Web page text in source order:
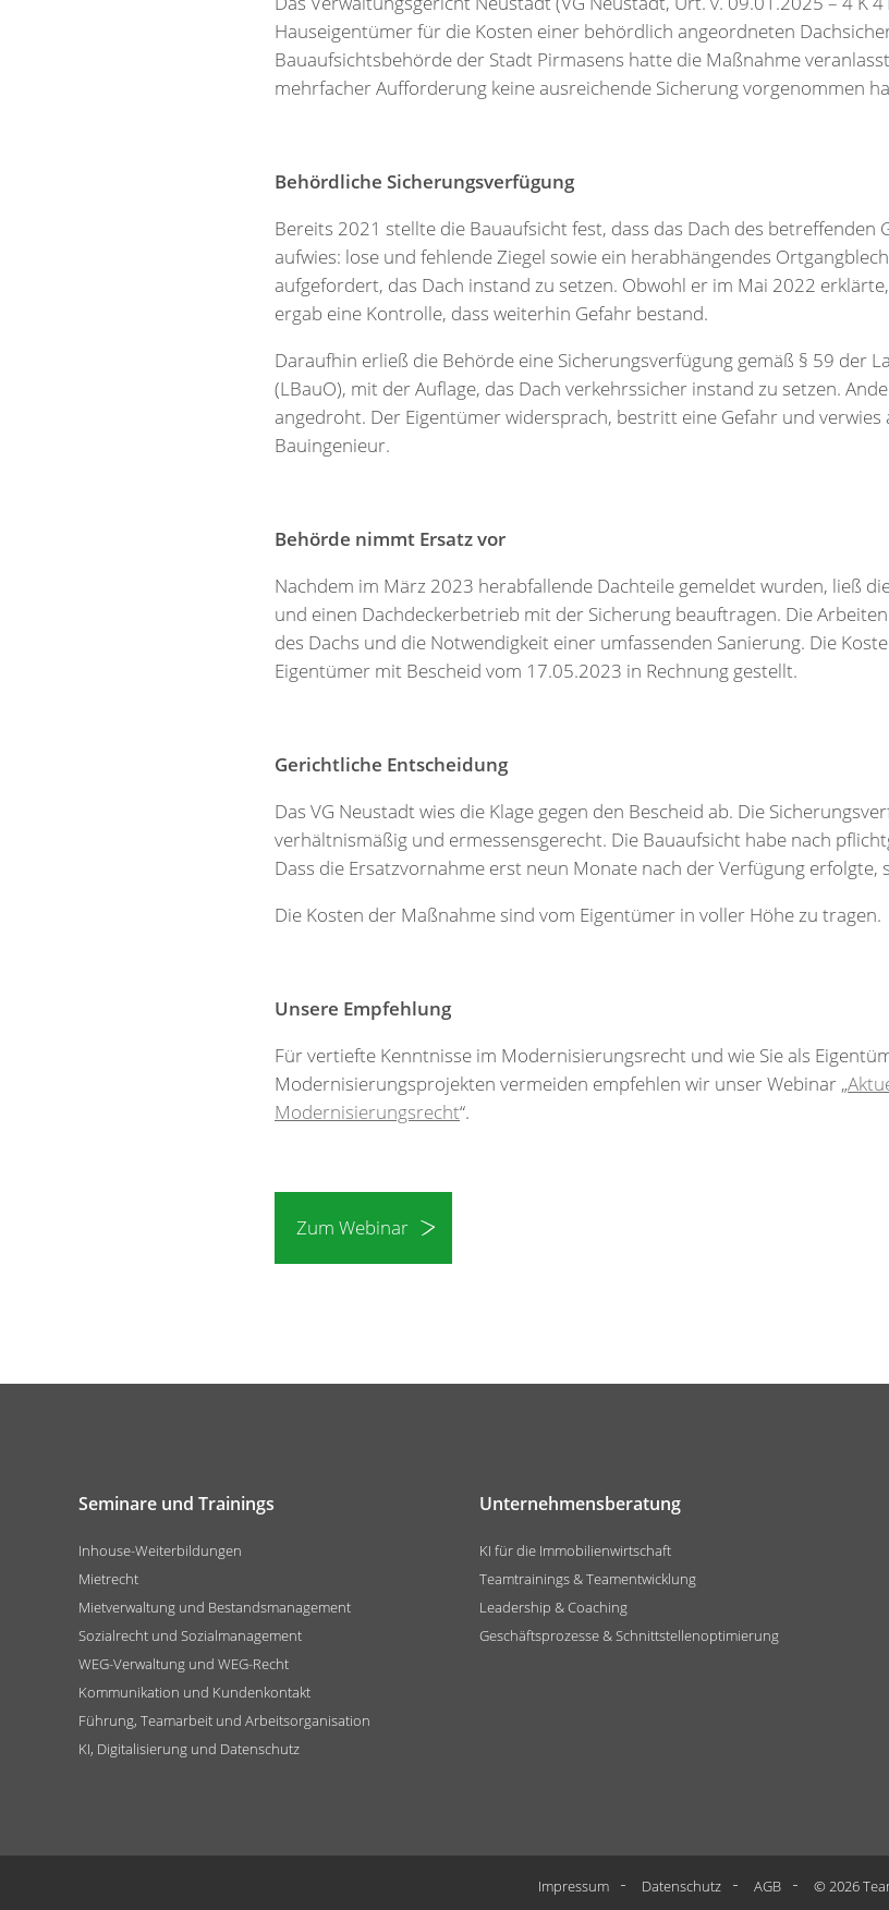
Hauseigentümer für die Kosten einer behördlich angeordneten
Bauaufsichtsbehörde der Stadt Pirmasens hatte die Maßnahme
mehrfacher Aufforderung keine ausreichende Sicherung vorgenommen
Behördliche Sicherungsverfügung
Bereits 2021 stellte die Bauaufsicht fest, dass das Dach des betreffenden
aufwies: lose und fehlende Ziegel sowie ein herabhängendes
aufgefordert, das Dach instand zu setzen. Obwohl er im Mai 2022
ergab eine Kontrolle, dass weiterhin Gefahr bestand.
Daraufhin erließ die Behörde eine Sicherungsverfügung gemäß § 59 der
(LBauO), mit der Auflage, das Dach verkehrssicher instand zu setzen.
angedroht. Der Eigentümer widersprach, bestritt eine Gefahr und verwies
Bauingenieur.
Behörde nimmt Ersatz vor
Nachdem im März 2023 herabfallende Dachteile gemeldet wurden, ließ
und einen Dachdeckerbetrieb mit der Sicherung beauftragen. Die
des Dachs und die Notwendigkeit einer umfassenden Sanierung. Die
Eigentümer mit Bescheid vom 17.05.2023 in Rechnung gestellt.
Gerichtliche Entscheidung
Das VG Neustadt wies die Klage gegen den Bescheid ab. Die
verhältnismäßig und ermessensgerecht. Die Bauaufsicht habe nach
Dass die Ersatzvornahme erst neun Monate nach der Verfügung erfolgte,
Die Kosten der Maßnahme sind vom Eigentümer in voller Höhe zu tragen.
Unsere Empfehlung
Für vertiefte Kenntnisse im Modernisierungsrecht und wie Sie als
Modernisierungsprojekten vermeiden empfehlen wir unser Webinar „
Modernisierungsrecht“.
Zum Webinar
Seminare und Trainings
Inhouse-Weiterbildungen
Mietrecht
Mietverwaltung und Bestandsmanagement
Sozialrecht und Sozialmanagement
WEG-Verwaltung und WEG-Recht
Kommunikation und Kundenkontakt
Führung, Teamarbeit und Arbeitsorganisation
KI, Digitalisierung und Datenschutz
Unternehmensberatung
KI für die Immobilienwirtschaft
Teamtrainings & Teamentwicklung
Leadership & Coaching
Geschäftsprozesse & Schnittstellenoptimierung
Impressum Datenschutz AGB © 2026